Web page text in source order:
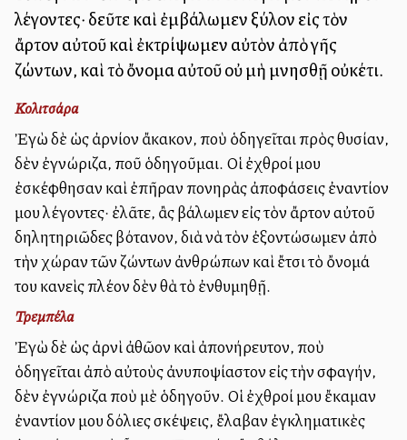
λέγοντες· δεῦτε καὶ ἐμβάλωμεν ξύλον εἰς τὸν
ἄρτον αὐτοῦ καὶ ἐκτρίψωμεν αὐτὸν ἀπὸ γῆς
ζώντων, καὶ τὸ ὄνομα αὐτοῦ οὐ μὴ μνησθῇ οὐκέτι.
Κολιτσάρα
Ἐγὼ δὲ ὡς ἀρνίον ἄκακον, ποὺ ὁδηγεῖται πρὸς θυσίαν,
δὲν ἐγνώριζα, ποῦ ὁδηγοῦμαι. Οἱ ἐχθροί μου
ἐσκέφθησαν καὶ ἐπῆραν πονηρὰς ἀποφάσεις ἐναντίον
μου λέγοντες· ἐλᾶτε, ἂς βάλωμεν εἰς τὸν ἄρτον αὐτοῦ
δηλητηριῶδες βότανον, διὰ νὰ τὸν ἐξοντώσωμεν ἀπὸ
τὴν χώραν τῶν ζώντων ἀνθρώπων καὶ ἔτσι τὸ ὄνομά
του κανεὶς πλέον δὲν θὰ τὸ ἐνθυμηθῇ.
Τρεμπέλα
Ἐγὼ δὲ ὡς ἀρνὶ ἀθῶον καὶ ἀπονήρευτον, ποὺ
ὁδηγεῖται ἀπὸ αὐτοὺς ἀνυποψίαστον εἰς τὴν σφαγήν,
δὲν ἐγνώριζα ποὺ μὲ ὁδηγοῦν. Οἱ ἐχθροί μου ἔκαμαν
ἐναντίον μου δόλιες σκέψεις, ἔλαβαν ἐγκληματικὲς